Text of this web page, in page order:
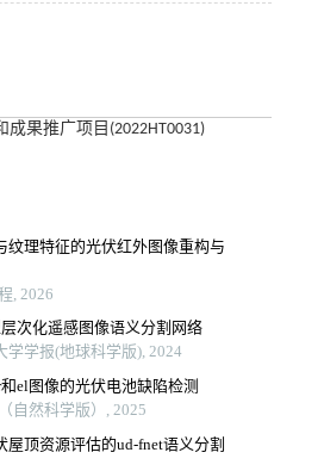
果推广项目(2022HT0031)